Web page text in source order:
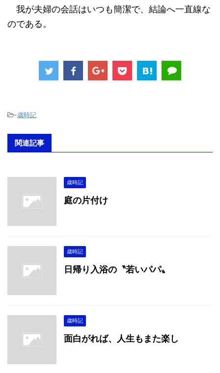
我が夫婦の会話はいつも簡潔で、結論へ一直線な
のである。
-歳時記
関連記事
歳時記
庭の片付け
歳時記
日帰り入浴の〝若いパパ〟
歳時記
面白がれば、人生もまた楽し